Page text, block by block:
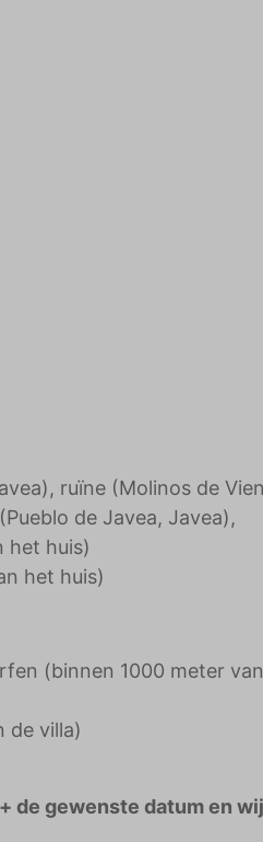
ruïne (Molinos de
de Javea, Javea),
het huis)
het huis)
(binnen 1000 meter
de villa)
de gewenste datum en wij